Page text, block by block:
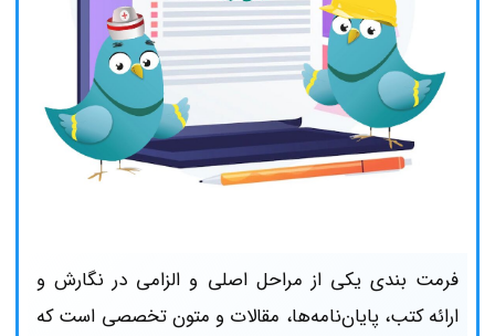
فرمت‌ بندی یکی از مراحل اصلی و الزامی در نگارش و
ارائه کتب، پایان‌نامه‌ها، مقالات و متون تخصصی است که